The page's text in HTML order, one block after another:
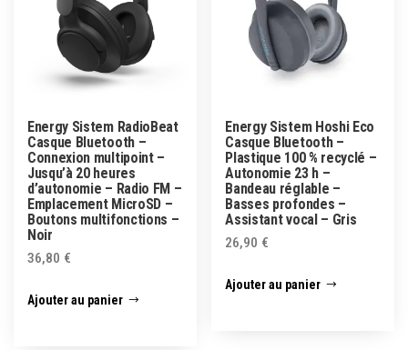
Energy Sistem RadioBeat
Casque Bluetooth –
Connexion multipoint –
Jusqu’à 20 heures
d’autonomie – Radio FM –
Emplacement MicroSD –
Boutons multifonctions –
Noir
36,80 €
Ajouter au panier
Energy Sistem Hoshi Eco
Casque Bluetooth –
Plastique 100 % recyclé –
Autonomie 23 h –
Bandeau réglable –
Basses profondes –
Assistant vocal – Gris
26,90 €
Ajouter au panier